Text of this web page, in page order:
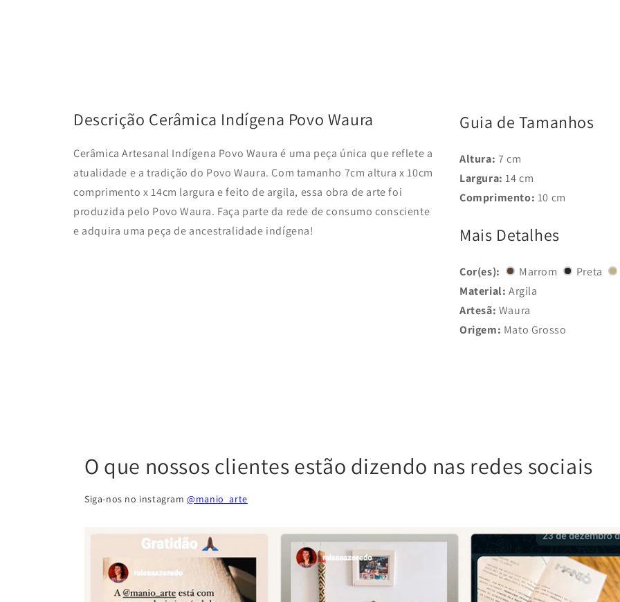
Descrição Cerâmica Indígena Povo Waura
Cerâmica Artesanal Indígena Povo Waura é uma peça única que reflete a
atualidade e a tradição do Povo Waura. Com tamanho 7cm altura x 10cm
comprimento x 14cm largura e feito de argila, essa obra de arte foi
produzida pelo Povo Waura. Faça parte da rede de consumo consciente
e adquira uma peça de ancestralidade indígena!
Guia de Tamanhos
Altura: 7 cm
Largura: 14 cm
Comprimento: 10 cm
Mais Detalhes
Cor(es): Marrom Preta
Material: Argila
Artesã: Waura
Origem: Mato Grosso
O que nossos clientes estão dizendo nas redes sociais
Siga-nos no instagram@manio_arte